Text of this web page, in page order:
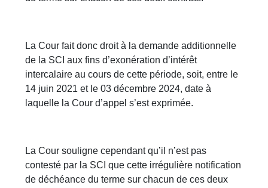
La Cour fait donc droit à la demande additionnelle
de la SCI aux fins d’exonération d’intérêt
intercalaire au cours de cette période, soit, entre le
14 juin 2021 et le 03 décembre 2024, date à
laquelle la Cour d’appel s’est exprimée.
La Cour souligne cependant qu’il n’est pas
contesté par la SCI que cette irrégulière notification
de déchéance du terme sur chacun de ces deux